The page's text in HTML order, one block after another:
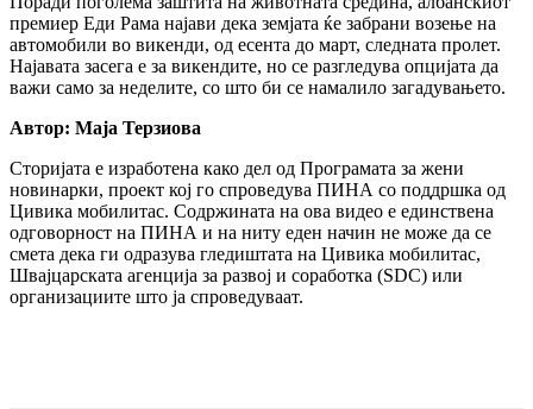
премиер Еди Рама најави дека земјата ќе забрани возење на
автомобили во викенди, од есента до март, следната пролет.
Најавата засега е за викендите, но се разгледува опцијата да
важи само за неделите, со што би се намалило загадувањето.
Автор: Маја Терзиова
Сторијата е изработена како дел од Програмата за жени
новинарки, проект кој го спроведува ПИНА со поддршка од
Цивика мобилитас. Содржината на ова видео е единствена
одговорност на ПИНА и на ниту еден начин не може да се
смета дека ги одразува гледиштата на Цивика мобилитас,
Швајцарската агенција за развој и соработка (SDC) или
организациите што ја спроведуваат.